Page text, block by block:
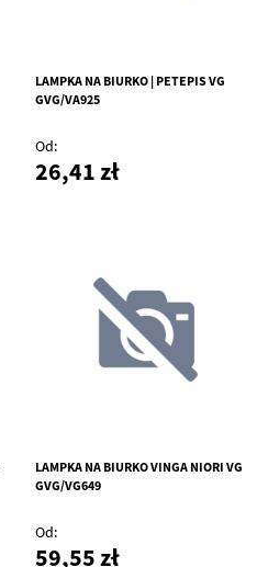
LAMPKA NA BIURKO | PETEPIS VG
GVG/VA925
Od
26,41 zł
LAMPKA NA BIURKO VINGA NIORI VG
GVG/VG649
Od
59,55 zł